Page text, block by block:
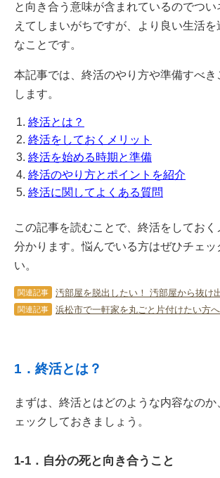
と向き合う意味が含まれているのでつ
えてしまいがちですが、より良い生活を
なことです。
本記事では、終活のやり方や準備すべき
します。
終活とは？
終活をしておくメリット
終活を始める時期と準備
終活のやり方とポイントを紹介
終活に関してよくある質問
この記事を読むことで、終活をしておく
分かります。悩んでいる方はぜひチェッ
い。
関連記事
関連記事
1．終活とは？
まずは、終活とはどのような内容なの
ェックしておきましょう。
1-1．自分の死と向き合うこと